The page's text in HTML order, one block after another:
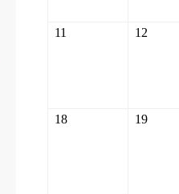
11 12
18 19